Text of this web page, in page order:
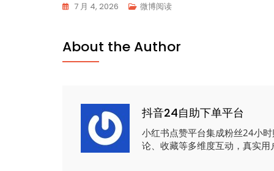
7 月 4, 2026 微博阅读
About the Author
抖音24自助下单平台
小红书点赞平台集成粉丝24小
论、收藏等多维度互动，真实用